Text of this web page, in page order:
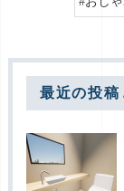
最近の投稿